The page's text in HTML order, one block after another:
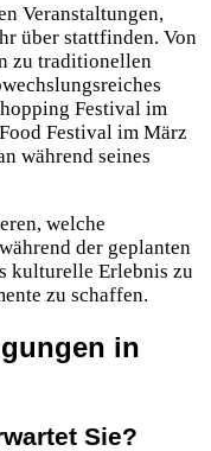
Veranstaltungen,
über stattfinden. Von
zu traditionellen
Festival im
Festival im März
während seines
welche
der geplanten
kulturelle Erlebnis zu
zu schaffen.
in
Sie?